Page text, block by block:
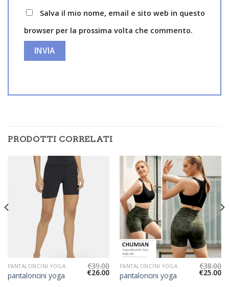
Salva il mio nome, email e sito web in questo
browser per la prossima volta che commento.
PRODOTTI CORRELATI
PANTALONCINI YOGA
pantaloncini yoga
€39.00
€26.00
PANTALONCINI YOGA
pantaloncini yoga
€38.00
€25.00